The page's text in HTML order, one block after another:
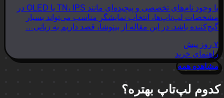
با وجود نام‌های تخصصی و پیچیده‌ای مانند TN، IPS یا OLED در
مشخصات لپ‌تاپ‌ها، انتخاب نمایشگر مناسب می‌تواند بسیار
گیج‌کننده باشد. در این مقاله از بینوشا، قصد داریم به زبانی…
۷ روز پیش
راهنمای خرید
مشاهده همه
کدوم لپ‌تاپ بهتره؟